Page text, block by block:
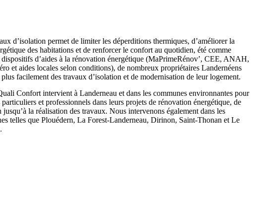
d’isolation permet de limiter les déperditions thermiques, d’améliorer la
des habitations et de renforcer le confort au quotidien, été comme
d’aides à la rénovation énergétique (MaPrimeRénov’, CEE, ANAH,
et aides locales selon conditions), de nombreux propriétaires Landernéens
facilement des travaux d’isolation et de modernisation de leur logement.
Confort intervient à Landerneau et dans les communes environnantes pour
et professionnels dans leurs projets de rénovation énergétique, de
jusqu’à la réalisation des travaux. Nous intervenons également dans les
telles que Plouédern, La Forest-Landerneau, Dirinon, Saint-Thonan et Le